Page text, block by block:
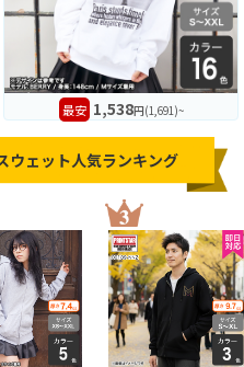
最安 1,538円(1,691)~
ウェット人気ランキング